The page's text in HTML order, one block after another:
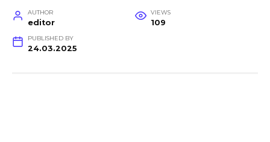
AUTHOR
editor
VIEWS
109
PUBLISHED BY
24.03.2025